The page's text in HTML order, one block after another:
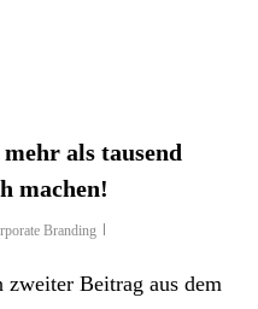
als tausend
machen!
Branding
Beitrag aus dem